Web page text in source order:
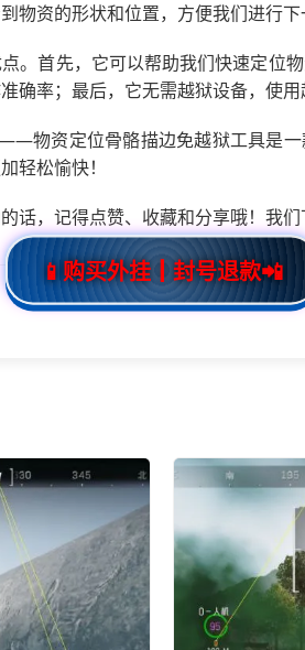
物资的形状和位置，方便我们进行下
。首先，它可以帮助我们快速定位
确率；最后，它无需越狱设备，使用
物资定位骨骼描边免越狱工具是
轻松愉快！
话，记得点赞、收藏和分享哦！我们
📱购买外挂┃封号退款📲